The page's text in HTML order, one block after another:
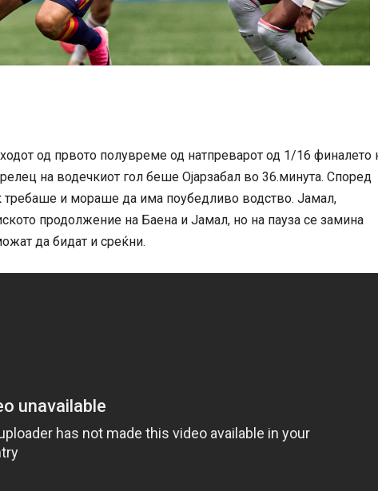
од првото полувреме од натпреварот од 1/16 финалето
на водечкиот гол беше Ојарзабал во 36.минута. Според
требаше и мораше да има поубедливо водство. Јамал,
продолжение на Баена и Јамал, но на пауза се замина
да бидат и среќни.